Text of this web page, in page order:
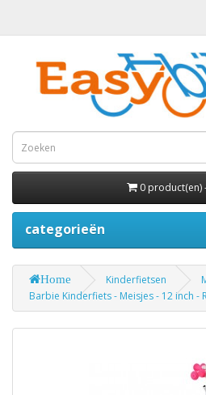
0 product(en)
categorieën
Home Kinderfietsen
Barbie Kinderfiets - Meisjes - 12 inch -